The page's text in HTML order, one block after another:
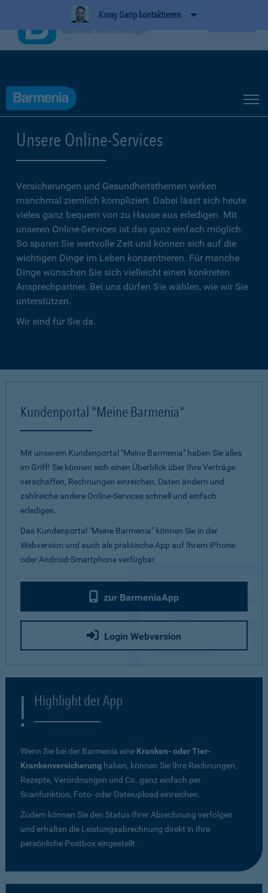
Koray Garip kontaktieren
Unsere Online-Services
Versicherungen und Gesundheitsthemen wirken
manchmal ziemlich kompliziert. Dabei lässt sich heute
vieles ganz bequem von zu Hause aus erledigen. Mit
unseren Online-Services ist das ganz einfach möglich.
So sparen Sie wertvolle Zeit und können sich auf die
wichtigen Dinge im Leben konzentrieren. Für manche
Dinge wünschen Sie sich vielleicht einen konkreten
Ansprechpartner. Bei uns dürfen Sie wählen, wie wir Sie
unterstützen.
Wir sind für Sie da.
Kundenportal "Meine Barmenia"
Mit unserem Kundenportal "Meine Barmenia" haben Sie alles
im Griff! Sie können sich einen Überblick über Ihre Verträge
verschaffen, Rechnungen einreichen, Daten ändern und
zahlreiche andere Online-Services schnell und einfach
erledigen.
Das Kundenportal "Meine Barmenia" können Sie in der
Webversion und auch als praktische App auf Ihrem iPhone
oder Android-Smartphone verfügbar.
zur BarmeniaApp
Login Webversion
Highlight der App
Wenn Sie bei der Barmenia eine Kranken- oder Tier-
Krankenversicherung haben, können Sie Ihre Rechnungen,
Rezepte, Verordnungen und Co. ganz einfach per
Scanfunktion, Foto- oder Dateiupload einreichen.
Zudem können Sie den Status Ihrer Abrechnung verfolgen
und erhalten die Leistungsabrechnung direkt in Ihre
persönliche Postbox eingestellt.
BarmeniaApp
Barmenia Versicherungen